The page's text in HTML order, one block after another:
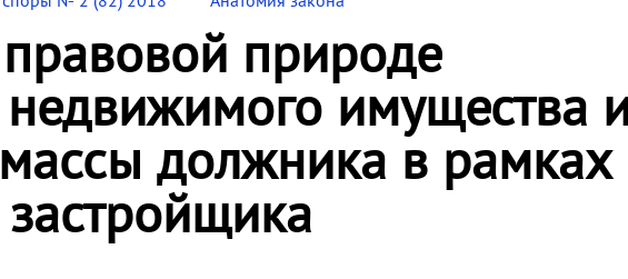
природе
имущества
должника в рамках